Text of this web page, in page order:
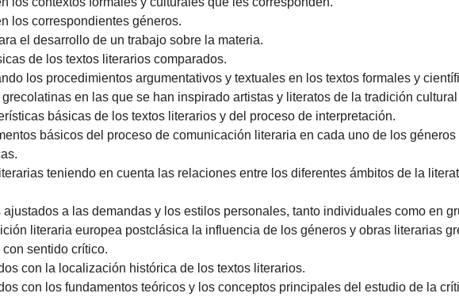
los correspondientes géneros.
el desarrollo de un trabajo sobre la materia.
de los textos literarios comparados.
los procedimientos argumentativos y textuales en los textos formales y
en las que se han inspirado artistas y literatos de la tradición
básicas de los textos literarios y del proceso de interpretación.
básicos del proceso de comunicación literaria en cada uno de los
teniendo en cuenta las relaciones entre los diferentes ámbitos de la
ajustados a las demandas y los estilos personales, tanto individuales como en
literaria europea postclásica la influencia de los géneros y obras literarias
sentido crítico.
con la localización histórica de los textos literarios.
con los fundamentos teóricos y los conceptos principales del estudio de la